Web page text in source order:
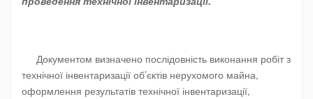
Документом визначено послідовність виконання робіт з
технічної інвентаризації об’єктів нерухомого майна,
оформлення результатів технічної інвентаризації,